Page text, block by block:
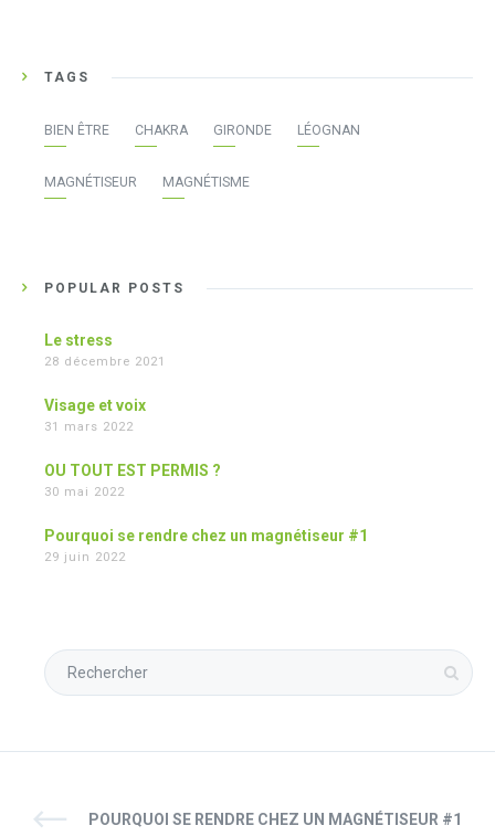
TAGS
BIEN ÊTRE CHAKRA GIRONDE LÉOGNAN
MAGNÉTISEUR MAGNÉTISME
POPULAR POSTS
Le stress
28 décembre 2021
Visage et voix
31 mars 2022
OU TOUT EST PERMIS ?
30 mai 2022
Pourquoi se rendre chez un magnétiseur #1
29 juin 2022
POURQUOI SE RENDRE CHEZ UN MAGNÉTISEUR #1